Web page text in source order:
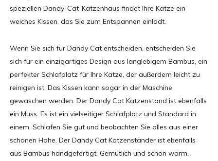
speziellen Dandy-Cat-Katzenhaus findet Ihre Katze ein
weiches Kissen, das Sie zum Entspannen einlädt.
Wenn Sie sich für Dandy Cat entscheiden, entscheiden Sie
sich für ein einzigartiges Design aus langlebigem Bambus, ein
perfekter Schlafplatz für Ihre Katze, der außerdem leicht zu
reinigen ist. Das Kissen kann sogar in der Maschine
gewaschen werden. Der Dandy Cat Katzenstand ist ebenfalls
ein Muss. Es ist ein vielseitiger Schlafplatz und Standard in
einem. Schlafen Sie gut und beobachten Sie alles aus einer
schönen Höhe. Der Dandy Cat Katzenständer ist ebenfalls
aus Bambus handgefertigt. Gemütlich und schön warm.